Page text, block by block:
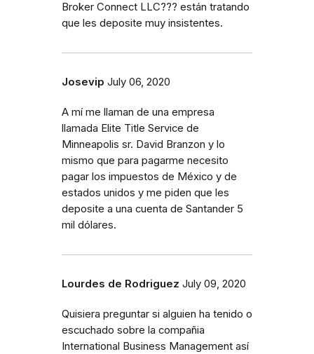
Broker Connect LLC??? están tratando
que les deposite muy insistentes.
Josevip July 06, 2020
A mí me llaman de una empresa
llamada Elite Title Service de
Minneapolis sr. David Branzon y lo
mismo que para pagarme necesito
pagar los impuestos de México y de
estados unidos y me piden que les
deposite a una cuenta de Santander 5
mil dólares.
Lourdes de Rodriguez July 09, 2020
Quisiera preguntar si alguien ha tenido o
escuchado sobre la compañia
International Business Management así